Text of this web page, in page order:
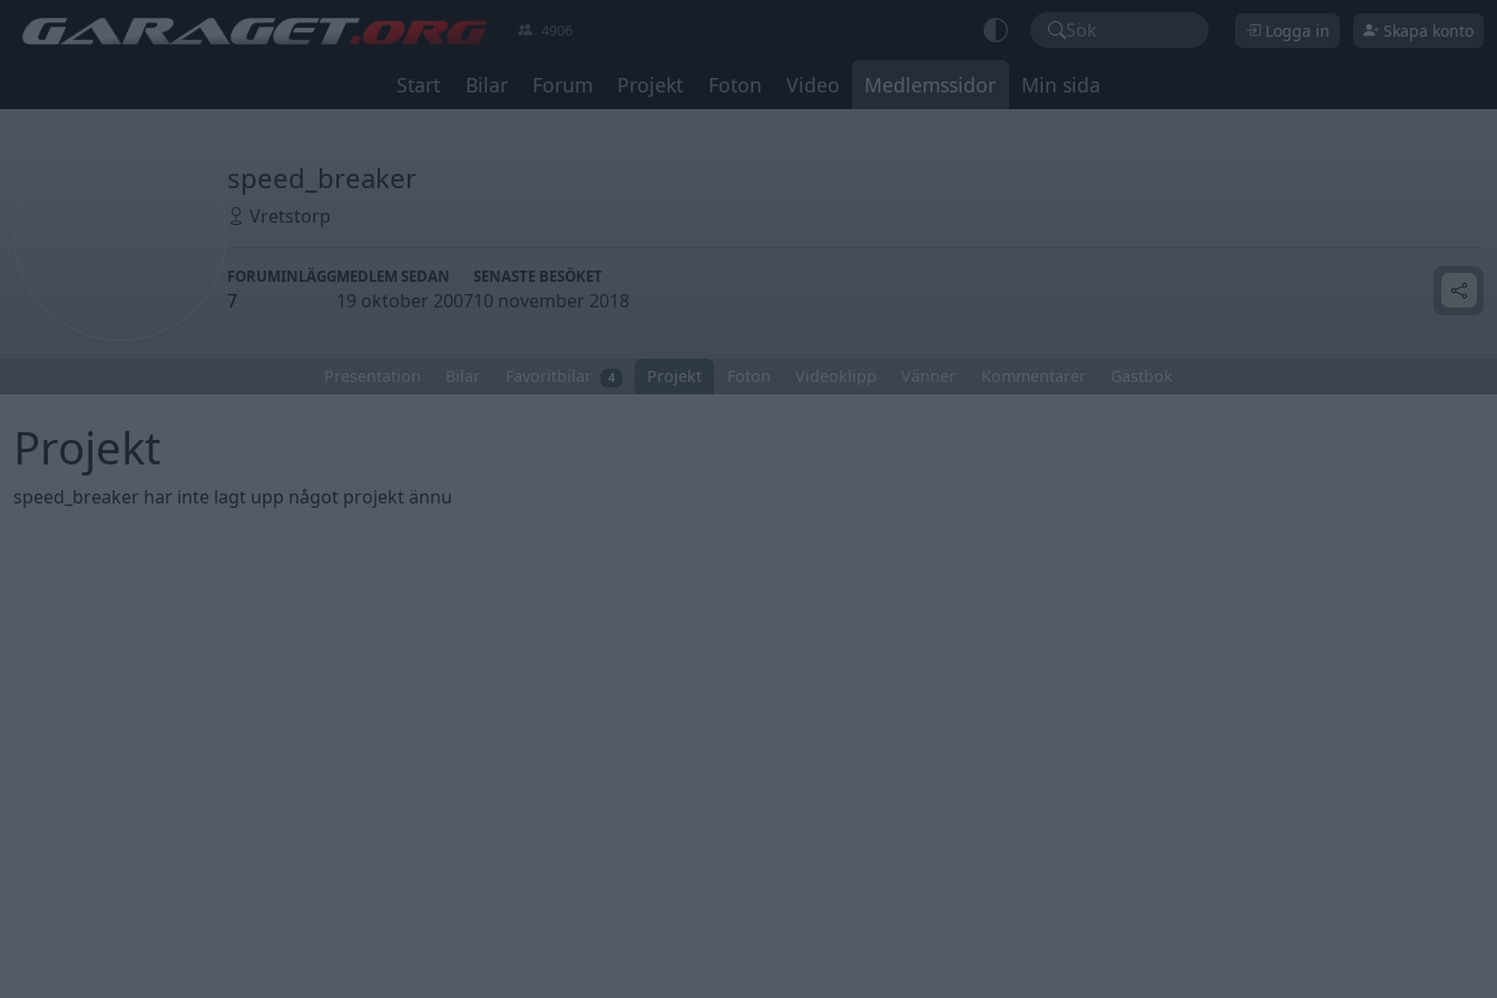
4906 Sök Logga in Skapa konto
Start Bilar Forum Projekt Foton Video Medlemssidor Min sida
speed_breaker
Vretstorp
FORUMINLÄGG
7
MEDLEM SEDAN
19 oktober 2007
SENASTE BESÖKET
10 november 2018
Presentation Bilar Favoritbilar 4 Projekt Foton Videoklipp Vänner Kommentarer Gästbok
Projekt
speed_breaker har inte lagt upp något projekt ännu